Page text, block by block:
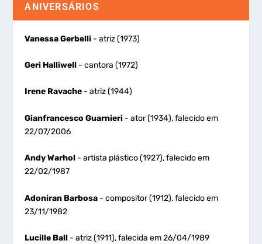
ANIVERSÁRIOS
Vanessa Gerbelli - atriz (1973)
Geri Halliwell - cantora (1972)
Irene Ravache - atriz (1944)
Gianfrancesco Guarnieri - ator (1934), falecido em
22/07/2006
Andy Warhol - artista plástico (1927), falecido em
22/02/1987
Adoniran Barbosa - compositor (1912), falecido em
23/11/1982
Lucille Ball - atriz (1911), falecida em 26/04/1989